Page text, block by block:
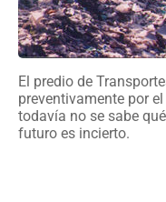
El predio de
preventivamente por
todavía no se sabe
futuro es incierto.